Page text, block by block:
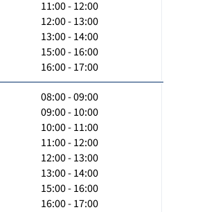
11:00 - 12:00
12:00 - 13:00
13:00 - 14:00
15:00 - 16:00
16:00 - 17:00
08:00 - 09:00
09:00 - 10:00
10:00 - 11:00
11:00 - 12:00
12:00 - 13:00
13:00 - 14:00
15:00 - 16:00
16:00 - 17:00